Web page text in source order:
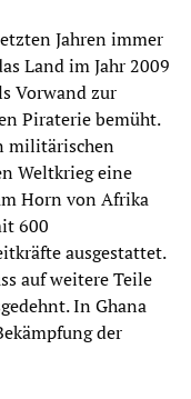
Jahren immer
Land im Jahr 2009
Vorwand zur
Piraterie bemüht.
militärischen
Weltkrieg eine
Horn von Afrika
600
ausgestattet.
auf weitere Teile
In Ghana
der